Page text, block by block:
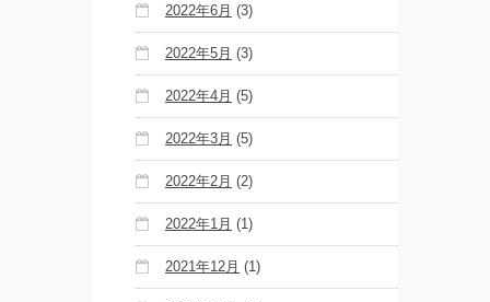
2022年6月 (3)
2022年5月 (3)
2022年4月 (5)
2022年3月 (5)
2022年2月 (2)
2022年1月 (1)
2021年12月 (1)